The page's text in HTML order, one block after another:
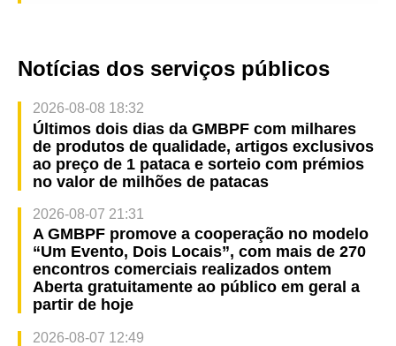
Notícias dos serviços públicos
2026-08-08 18:32
Últimos dois dias da GMBPF com milhares
de produtos de qualidade, artigos exclusivos
ao preço de 1 pataca e sorteio com prémios
no valor de milhões de patacas
2026-08-07 21:31
A GMBPF promove a cooperação no modelo
“Um Evento, Dois Locais”, com mais de 270
encontros comerciais realizados ontem
Aberta gratuitamente ao público em geral a
partir de hoje
2026-08-07 12:49